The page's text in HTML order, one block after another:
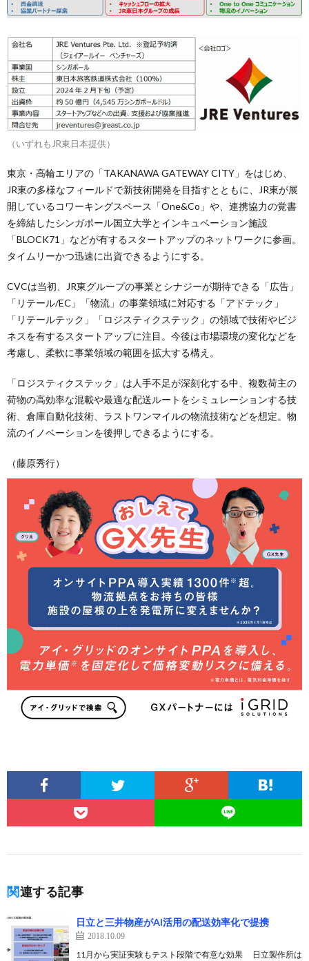
（いずれもJR東日本提供）
東京・高輪エリアの「TAKANAWA GATEWAY CITY」をはじめ、
JR東の多様なフィールドで新技術開発を目指すとともに、JR東が展
開しているコワーキングスペース「One&Co」や、連携協力の覚書
を締結したシンガポール国立大学とインキュベーション施設
「BLOCK71」などが有するスタートアップのネットワークに参画。
タイムリーかつ迅速に出資できるようにする。
CVCは当初、JR東グループの事業とシナジーが期待できる「広告」
「リテール/EC」「物流」の事業領域に対応する「アドテック」
「リテールテック」「ロジスティクステック」の領域で技術やビジ
ネスを有するスタートアップに注目。今後は市場環境の変化などを
考慮し、柔軟に事業領域の範囲を拡大する構え。
「ロジスティクステック」は人手不足が深刻化する中、複数荷主の
荷物の高効率な混載や最適な配送ルートをシミュレーションする技
術、倉庫自動化技術、ラストワンマイルの物流技術などを想定。物
流のイノベーションを後押しできるようにする。
（藤原秀行）
関連する記事
日立と三井物産がAI活用の配送効率化で提携
2018.10.09
11月から実証実験もテスト段階で有意な効果 日立製作所は